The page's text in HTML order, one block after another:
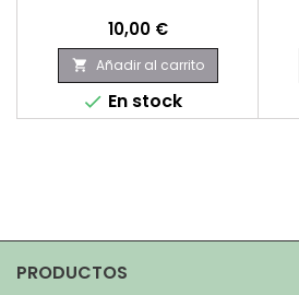
Precio
10,00 €
 Añadir al carrito
 En stock
PRODUCTOS